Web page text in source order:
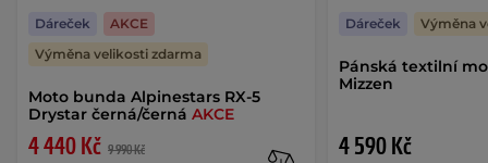
Moto bunda Alpinestars RX-5
Drystar černá/černá AKCE
4 440 Kč 9 990 Kč
Dáreček
AKCE
Výměna velikosti zdarma
Pánská textilní
Mizzen
4 590 Kč
Dáreček Výměna